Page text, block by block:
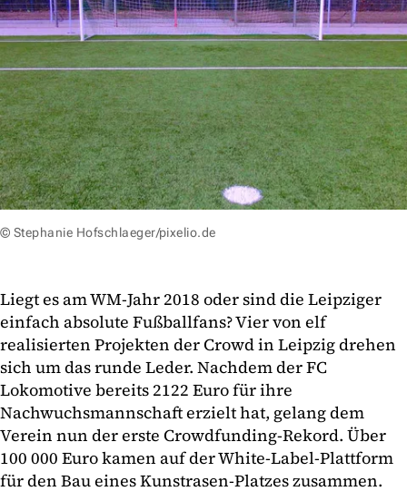
© Stephanie Hofschlaeger/pixelio.de
Liegt es am WM-Jahr 2018 oder sind die Leipziger
einfach absolute Fußballfans? Vier von elf
realisierten Projekten der Crowd in Leipzig drehen
sich um das runde Leder. Nachdem der FC
Lokomotive bereits 2122 Euro für ihre
Nachwuchsmannschaft erzielt hat, gelang dem
Verein nun der erste Crowdfunding-Rekord. Über
100 000 Euro kamen auf der White-Label-Plattform
für den Bau eines Kunstrasen-Platzes zusammen.